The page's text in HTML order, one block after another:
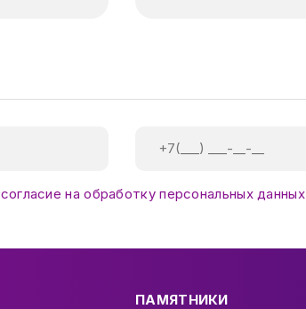
согласие на обработку персональных данных
ПАМЯТНИКИ